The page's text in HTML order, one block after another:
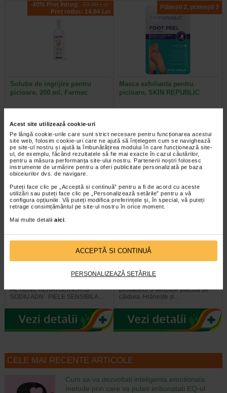
Acest site utilizează cookie-uri
Pe lângă cookie-urile care sunt strict necesare pentru funcționarea acestui
site web, folosim cookie-uri care ne ajută să înțelegem cum se navighează
pe site-ul nostru și ajută la îmbunătățirea modului în care funcționează site-
ul, de exemplu, făcând rezultatele să fie mai exacte în cazul căutărilor,
pentru a măsura performanța site-ului nostru. Partenerii noștri folosesc
instrumente de urmărire pentru a oferi publicitate personalizată pe baza
obiceiurilor dvs. de navigare.
Puteți face clic pe „Acceptă si continuă” pentru a fi de acord cu aceste
utilizări sau puteți face clic pe „Personalizează setările” pentru a vă
configura opțiunile. Vă puteți modifica preferințele și, în special, vă puteți
retrage consimțământul pe site-ul nostru în orice moment.
Mai multe detalii aici.
ACCEPTĂ SI CONTINUĂ
PERSONALIZEAZĂ SETĂRILE
-40% Preț întreg: 23.40 Lei
Preț redus: 14.04 Lei
Solutie de ingrijire pentru
picioare, 200 ml, Farmec
mentine igiena antimicrobiana
corespunzatoare picioarelor…
Plătești 2, primești 3
Masca exfolianta pentru
picioare, SKIN REPUBLIC
XEROLACT Crema concentrata
cu 30% lactat de sodiu, 40…
ACTIUNE KERATOLITICA cu
SODIU ADN PIELE SENSIBILA…
PURITY HERBS Crema de
picioare care hraneste si…
picioarelor o senzație placută de
căldura. Hrănește și…
CELE MAI RECENTE ARTICOLE
Cum sa va dezvoltati inteligenta emotionala:
metode prin care va puteti imbunatati EQ-ul